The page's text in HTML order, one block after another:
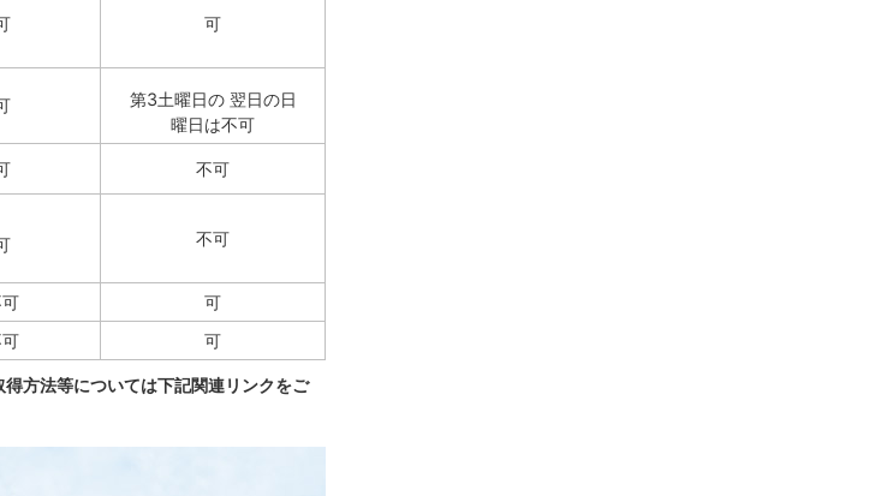
可
第3土曜日の 翌日の日
曜日は不可
不可
不可
可
可
方法等については下記関連リンクをご